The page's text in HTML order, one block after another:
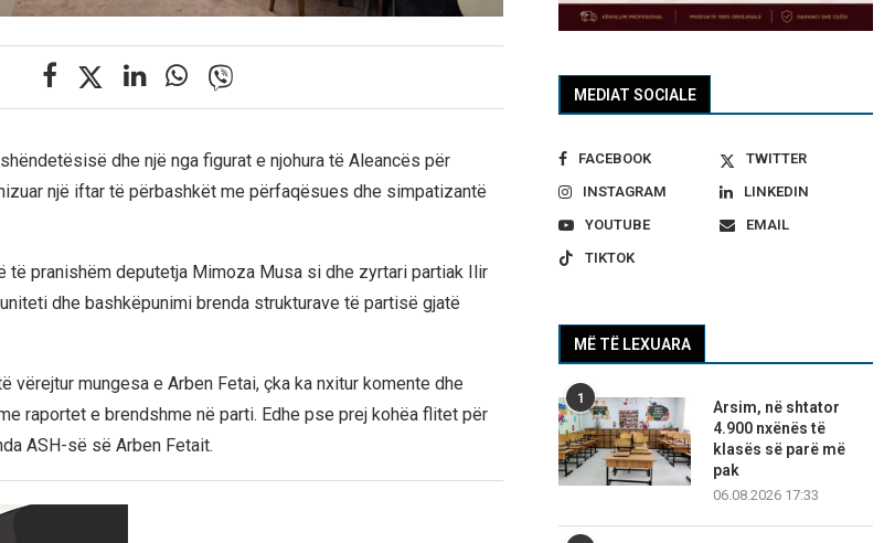
dhe një nga figurat e njohura të Aleancës për
një iftar të përbashkët me përfaqësues dhe simpatizantë
të pranishëm deputetja Mimoza Musa si dhe zyrtari partiak Ilir
dhe bashkëpunimi brenda strukturave të partisë gjatë
vërejtur mungesa e Arben Fetai, çka ka nxitur komente dhe
raportet e brendshme në parti. Edhe pse prej kohëa flitet për
ASH-së së Arben Fetait.
MEDIAT SOCIALE
FACEBOOK
TWITTER
INSTAGRAM
LINKEDIN
YOUTUBE
EMAIL
TIKTOK
MË TË LEXUARA
1
Arsim, në shtator
4.900 nxënës të
klasës së parë më
pak
06.08.2026 17:33